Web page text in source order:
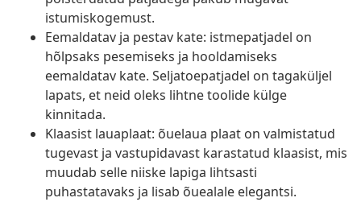
istumiskogemust.
Eemaldatav ja pestav kate: istmepatjadel on
hõlpsaks pesemiseks ja hooldamiseks
eemaldatav kate. Seljatoepatjadel on tagaküljel
lapats, et neid oleks lihtne toolide külge
kinnitada.
Klaasist lauaplaat: õuelaua plaat on valmistatud
tugevast ja vastupidavast karastatud klaasist, mis
muudab selle niiske lapiga lihtsasti
puhastatavaks ja lisab õuealale elegantsi.